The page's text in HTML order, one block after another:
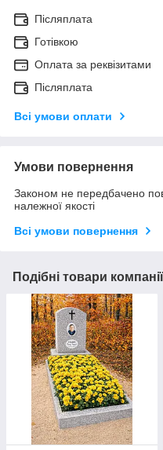
Післяплата
Готівкою
Оплата за реквізитами
Післяплата
Всі умови оплати
Умови повернення
Законом не передбачено
належної якості
Всі умови повернення
Подібні товари компанії